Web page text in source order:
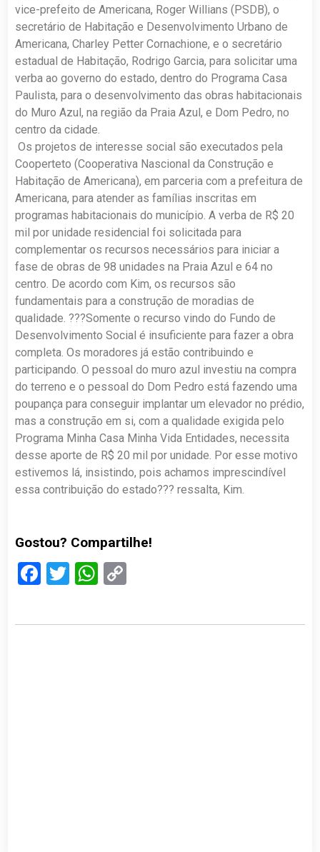
vice-prefeito de Americana, Roger Willians (PSDB), o
secretário de Habitação e Desenvolvimento Urbano de
Americana, Charley Petter Cornachione, e o secretário
estadual de Habitação, Rodrigo Garcia, para solicitar uma
verba ao governo do estado, dentro do Programa Casa
Paulista, para o desenvolvimento das obras habitacionais
do Muro Azul, na região da Praia Azul, e Dom Pedro, no
centro da cidade.
Os projetos de interesse social são executados pela
Cooperteto (Cooperativa Nascional da Construção e
Habitação de Americana), em parceria com a prefeitura de
Americana, para atender as famílias inscritas em
programas habitacionais do município. A verba de R$ 20
mil por unidade residencial foi solicitada para
complementar os recursos necessários para iniciar a
fase de obras de 98 unidades na Praia Azul e 64 no
centro. De acordo com Kim, os recursos são
fundamentais para a construção de moradias de
qualidade. ???Somente o recurso vindo do Fundo de
Desenvolvimento Social é insuficiente para fazer a obra
completa. Os moradores já estão contribuindo e
participando. O pessoal do muro azul investiu na compra
do terreno e o pessoal do Dom Pedro está fazendo uma
poupança para conseguir implantar um elevador no prédio,
mas a construção em si, com a qualidade exigida pelo
Programa Minha Casa Minha Vida Entidades, necessita
desse aporte de R$ 20 mil por unidade. Por esse motivo
estivemos lá, insistindo, pois achamos imprescindível
essa contribuição do estado??? ressalta, Kim.
Gostou? Compartilhe!
Facebook
TwitterWhatsApp